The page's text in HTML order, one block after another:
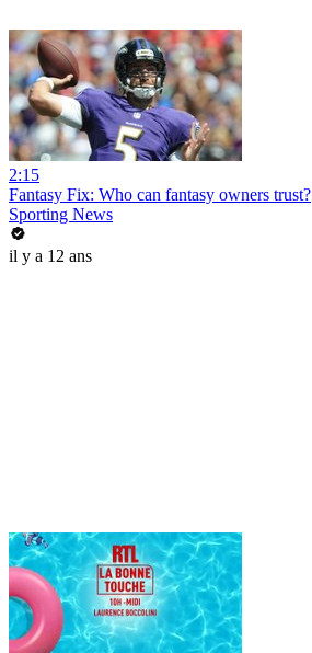
2:15
Fantasy Fix: Who can fantasy owners trust?
Sporting News
il y a 12 ans